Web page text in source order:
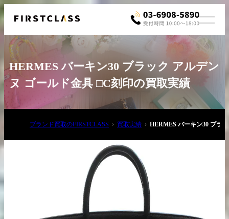
03-6908-5890
HERMES バーキン30 ブラック アルデン
ヌ ゴールド金具 □C刻印の買取実績
ブランド買取のFIRSTCLASS 買取実績 HERMES バーキン30 ブラ